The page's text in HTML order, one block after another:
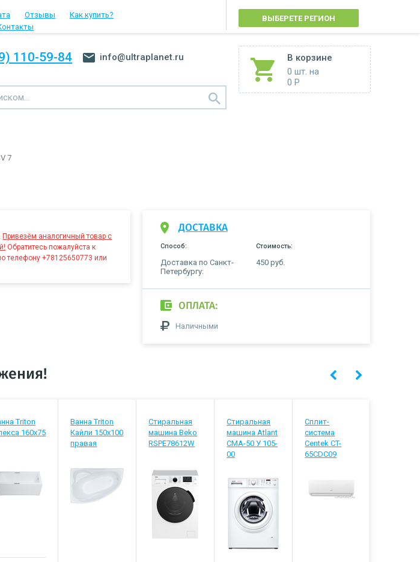
Отзывы
Как купить?
ВЫБЕРЕТЕ РЕГИОН
В корзине
0 шт. на
0 Р
110-59-84 info@ultraplanet.ru
7
Привезём аналогичный товар с
Обратитесь пожалуйста к
телефону +78125650773 или
ДОСТАВКА
Способ: Стоимость:
Доставка по Санкт-
Петербургу:
450 руб.
ОПЛАТА:
Наличными
Triton
160х75
Ванна Triton
Кайли 150х100
правая
Стиральная
машина Beko
RSPE78612W
Стиральная
машина Atlant
СМА-50 У 105-
00
Сплит-
система
Centek CT-
65CDC09